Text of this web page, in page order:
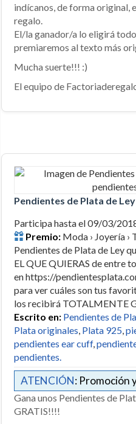
indícanos, de forma original,
regalo.
El/la ganador/a lo eligirá
premiaremos al texto más
Mucha suerte!!! :)
El equipo de
Pendientes de Plata de
Participa hasta el 09/03/
Premio: Moda › Joyería ›
Pendientes de Plata de Ley
EL QUE QUIERAS de entre
en https://
para ver cuáles son tus
los recibirá TOTALMENTE
Escrito en: Pendientes de
Plata originales, Plata 925,
pendientes ear cuff,
pendientes.
ATENCIÓN: Promoción
Gana unos Pendientes de
GRATIS!!!!